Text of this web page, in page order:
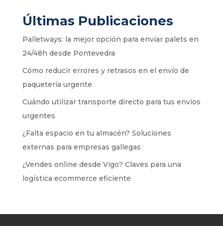
Últimas Publicaciones
Palletways: la mejor opción para enviar palets en
24/48h desde Pontevedra
Cómo reducir errores y retrasos en el envío de
paquetería urgente
Cuándo utilizar transporte directo para tus envíos
urgentes
¿Falta espacio en tu almacén? Soluciones
externas para empresas gallegas
¿Vendes online desde Vigo? Claves para una
logística ecommerce eficiente